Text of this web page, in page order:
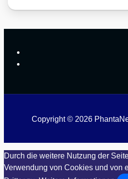
Copyright © 2026
Durch die weitere Nutzung der
Verwendung von Cookies und von